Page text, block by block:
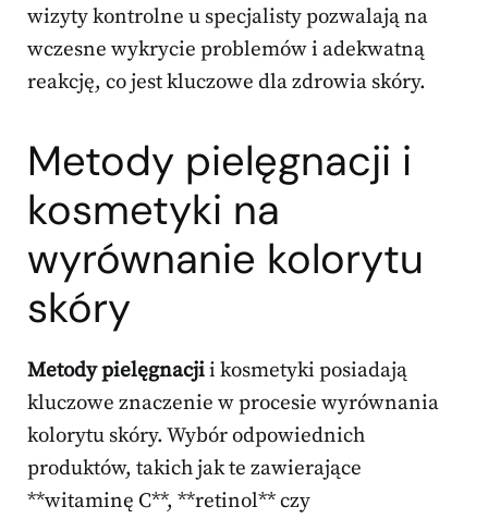
wizyty kontrolne u specjalisty pozwalają na
wczesne wykrycie problemów i adekwatną
reakcję, co jest kluczowe dla zdrowia skóry.
Metody pielęgnacji i
kosmetyki na
wyrównanie kolorytu
skóry
Metody pielęgnacjii kosmetyki posiadają
kluczowe znaczenie w procesie wyrównania
kolorytu skóry. Wybór odpowiednich
produktów, takich jak te zawierające
**witaminę C**, **retinol** czy